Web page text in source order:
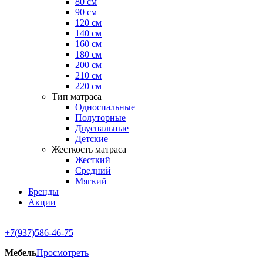
90 см
120 см
140 см
160 см
180 см
200 см
210 см
220 см
Тип матраса
Односпальные
Полуторные
Двуспальные
Детские
Жесткость матраса
Жесткий
Средний
Мягкий
Бренды
Акции
+7(937)586-46-75
МебельПросмотреть